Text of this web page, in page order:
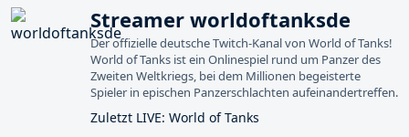
Streamer worldoftanksde
Der offizielle deutsche Twitch-Kanal von World of Tanks!
World of Tanks ist ein Onlinespiel rund um Panzer des
Zweiten Weltkriegs, bei dem Millionen begeisterte
Spieler in epischen Panzerschlachten aufeinandertreffen.
Zuletzt LIVE: World of Tanks